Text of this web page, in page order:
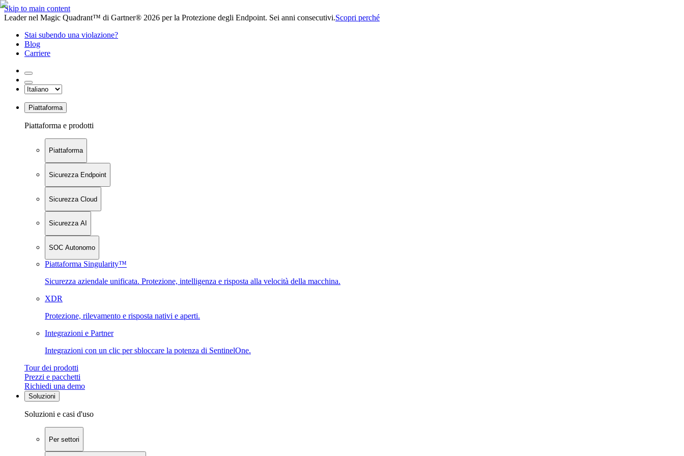
Skip to main content
Leader nel Magic Quadrant™ di Gartner® 2026 per la Protezione degli Endpoint. Sei anni consecutivi.Scopri perché
Stai subendo una violazione?
Blog
Carriere
Piattaforma
Piattaforma e prodotti
Piattaforma
Sicurezza Endpoint
Sicurezza Cloud
Sicurezza AI
SOC Autonomo
Piattaforma Singularity™
Sicurezza aziendale unificata. Protezione, intelligenza e risposta alla velocità della macchina.
XDR
Protezione, rilevamento e risposta nativi e aperti.
Integrazioni e Partner
Integrazioni con un clic per sbloccare la potenza di SentinelOne.
Tour dei prodotti
Prezzi e pacchetti
Richiedi una demo
Soluzioni
Soluzioni e casi d'uso
Per settori